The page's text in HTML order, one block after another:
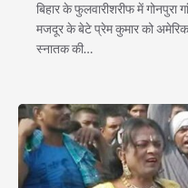
बिहार के फुलवारीशरीफ में गोनपुरा
मजदूर के बेटे प्रेम कुमार को
स्नातक की…